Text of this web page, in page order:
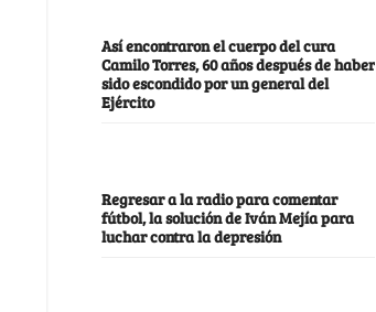
Así encontraron el cuerpo del cura
Camilo Torres, 60 años después de haber
sido escondido por un general del
Ejército
Regresar a la radio para comentar
fútbol, la solución de Iván Mejía para
luchar contra la depresión